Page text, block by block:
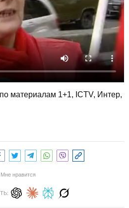
материалам 1+1, ICTV, Интер,
Мне нравится